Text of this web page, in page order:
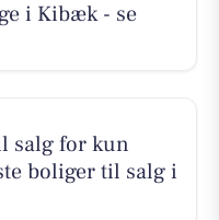
i Kibæk - se
salg for kun
boliger til salg i